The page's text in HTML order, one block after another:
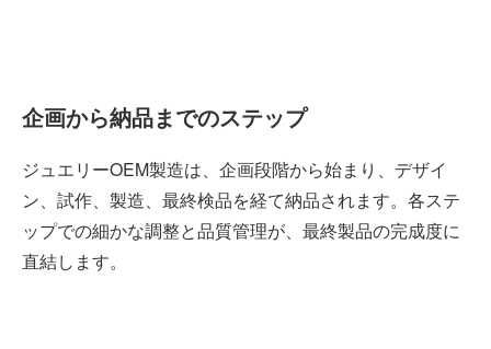
企画から納品までのステップ
ジュエリーOEM製造は、企画段階から始まり、デザイ
ン、試作、製造、最終検品を経て納品されます。各ステ
ップでの細かな調整と品質管理が、最終製品の完成度に
直結します。